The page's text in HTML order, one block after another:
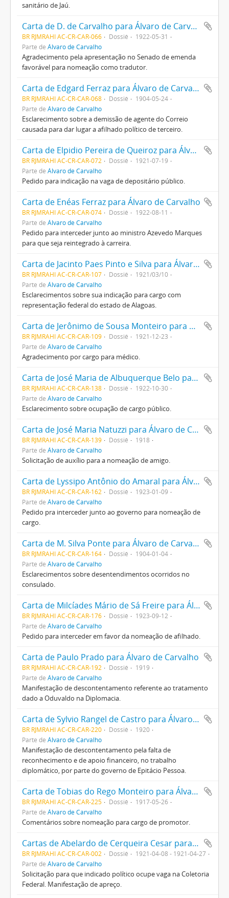
sanitário de Jaú.
Carta de D. de Carvalho para Álvaro de Carvalho
BR RJMRAHI AC-CR-CAR-066 Dossiê
1922-05-31
Parte de Álvaro de Carvalho
Agradecimento pela apresentação no Senado de emenda
favorável para nomeação como tradutor.
Carta de Edgard Ferraz para Álvaro de Carvalho
BR RJMRAHI AC-CR-CAR-068 Dossiê
1904-05-24
Parte de Álvaro de Carvalho
Esclarecimento sobre a demissão de agente do Correio
causada para dar lugar a afilhado político de terceiro.
Carta de Elpidio Pereira de Queiroz para Álvaro de Carvalho
BR RJMRAHI AC-CR-CAR-072 Dossiê
1921-07-19
Parte de Álvaro de Carvalho
Pedido para indicação na vaga de depositário público.
Carta de Enéas Ferraz para Álvaro de Carvalho
BR RJMRAHI AC-CR-CAR-074 Dossiê
1922-08-11
Parte de Álvaro de Carvalho
Pedido para interceder junto ao ministro Azevedo Marques
para que seja reintegrado à carreira.
Carta de Jacinto Paes Pinto e Silva para Álvaro de Carvalho
BR RJMRAHI AC-CR-CAR-107 Dossiê
1921/03/10
Parte de Álvaro de Carvalho
Esclarecimentos sobre sua indicação para cargo com
representação federal do estado de Alagoas.
Carta de Jerônimo de Sousa Monteiro para Álvaro de Carvalho.
BR RJMRAHI AC-CR-CAR-109 Dossiê
1921-12-23
Parte de Álvaro de Carvalho
Agradecimento por cargo para médico.
Carta de José Maria de Albuquerque Belo para Álvaro de Carvalho
BR RJMRAHI AC-CR-CAR-138 Dossiê
1922-10-30
Parte de Álvaro de Carvalho
Esclarecimento sobre ocupação de cargo público.
Carta de José Maria Natuzzi para Álvaro de Carvalho
BR RJMRAHI AC-CR-CAR-139 Dossiê
1918
Parte de Álvaro de Carvalho
Solicitação de auxílio para a nomeação de amigo.
Carta de Lyssipo Antônio do Amaral para Álvaro de Carvalho
BR RJMRAHI AC-CR-CAR-162 Dossiê
1923-01-09
Parte de Álvaro de Carvalho
Pedido pra interceder junto ao governo para nomeação de
cargo.
Carta de M. Silva Ponte para Álvaro de Carvalho
BR RJMRAHI AC-CR-CAR-164 Dossiê
1904-01-04
Parte de Álvaro de Carvalho
Esclarecimentos sobre desentendimentos ocorridos no
consulado.
Carta de Milcíades Mário de Sá Freire para Álvaro de Carvalho
BR RJMRAHI AC-CR-CAR-176 Dossiê
1923-09-12
Parte de Álvaro de Carvalho
Pedido para interceder em favor da nomeação de afilhado.
Carta de Paulo Prado para Álvaro de Carvalho
BR RJMRAHI AC-CR-CAR-192 Dossiê
1919
Parte de Álvaro de Carvalho
Manifestação de descontentamento referente ao tratamento
dado a Oduvaldo na Diplomacia.
Carta de Sylvio Rangel de Castro para Álvaro de Carvalho
BR RJMRAHI AC-CR-CAR-220 Dossiê
1920
Parte de Álvaro de Carvalho
Manifestação de descontentamento pela falta de
reconhecimento e de apoio financeiro, no trabalho
diplomático, por parte do governo de Epitácio Pessoa.
Carta de Tobias do Rego Monteiro para Álvaro de Carvalho
BR RJMRAHI AC-CR-CAR-225 Dossiê
1917-05-26
Parte de Álvaro de Carvalho
Comentários sobre nomeação para cargo de promotor.
Cartas de Abelardo de Cerqueira Cesar para Álvaro de Carvalho
BR RJMRAHI AC-CR-CAR-002 Dossiê
1921-04-08 - 1921-04-27
Parte de Álvaro de Carvalho
Solicitação para que indicado político ocupe vaga na Coletoria
Federal. Manifestação de apreço.